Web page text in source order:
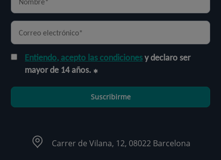
Entiendo, acepto las condicionesy declaro ser
mayor de 14 años.
Suscribirme
Carrer de Vilana, 12, 08022 Barcelona